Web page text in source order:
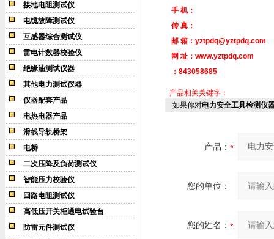
接地电阻测试仪
电缆故障测试仪
互感器综合测试仪
雷电计数器校验仪
绝缘油测试仪器
其他电力测试仪器
仪器配套产品
电热电器产品
滑线导轨桥架
电桥
二次压降及负荷测试仪
智能压力校验仪
回路电阻测试仪
高低压开关柜通电试验台
防雷元件测试仪
手 机：
传 真：
邮 箱： yztpdq@yztpdq.com
网 址： www.yztpdq.com
：843058685
产品相关关键字：
如果你对电力安全工具检测仪
产品：
您的单位：
您的姓名：